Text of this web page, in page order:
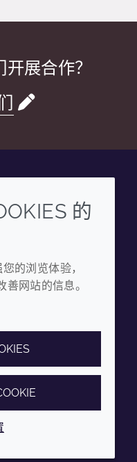
展合作？
Tiktok
条款和条件
隐私政策
Cookie政策
号-12
的
的浏览体验，
网站的信息。